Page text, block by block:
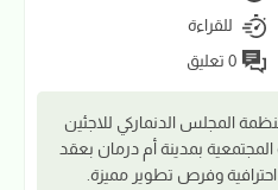
للقراءة
0 تعليق
المجلس الدنماركي للاجئين
بمدينة أم درمان بعقد
وفرص تطوير مميزة.